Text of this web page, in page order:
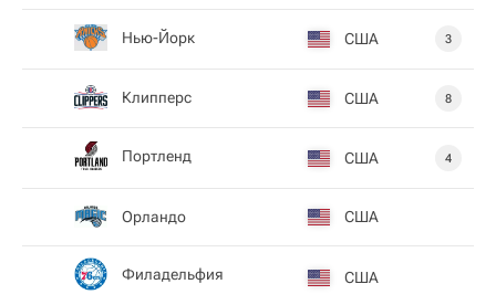
Нью-Йорк США 3
Клипперс США 8
Портленд США 4
Орландо США
Филадельфия США